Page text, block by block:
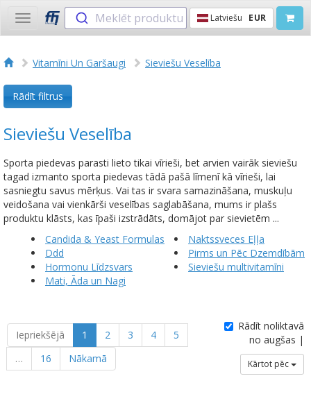
Toggle
navigation
Meklēt produktu Latviešu EUR
Vitamīni Un Garšaugi Sieviešu Veselība
Rādīt filtrus
Sieviešu Veselība
Sporta piedevas parasti lieto tikai vīrieši, bet arvien vairāk sieviešu
tagad izmanto sporta piedevas tādā pašā līmenī kā vīrieši, lai
sasniegtu savus mērķus. Vai tas ir svara samazināšana, muskuļu
veidošana vai vienkārši veselības saglabāšana, mums ir plašs
produktu klāsts, kas īpaši izstrādāts, domājot par sievietēm ...
Candida & Yeast Formulas
Ddd
Hormonu Līdzsvars
Mati, Āda un Nagi
Naktssveces Eļļa
Pirms un Pēc Dzemdībām
Sieviešu multivitamīni
Iepriekšējā 1 2 3 4
5
…
16 Nākamā
Rādīt noliktavā
no augšas |
Kārtot pēc